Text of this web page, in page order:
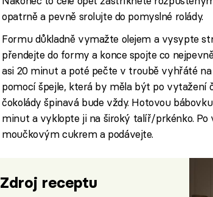
opatrně a pevně srolujte do pomyslné rolády.
Formu důkladně vymažte olejem a vysypte
přendejte do formy a konce spojte co
asi 20 minut a poté pečte v troubě vyhřáté na
pomocí špejle, která by měla být po vytažení
čokolády špinavá bude vždy. Hotovou
minut a vyklopte ji na široký talíř/prkénko.
moučkovým cukrem a podávejte.
Zdroj receptu